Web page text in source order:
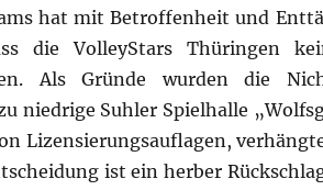
hat mit Betroffenheit und
die VolleyStars Thüringen
Als Gründe wurden die
niedrige Suhler Spielhalle
Lizensierungsauflagen,
ist ein herber